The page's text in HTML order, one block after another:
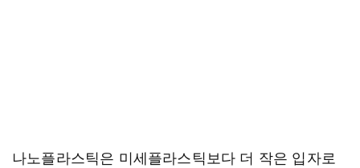
나노플라스틱은 미세플라스틱보다 더 작은 입자로